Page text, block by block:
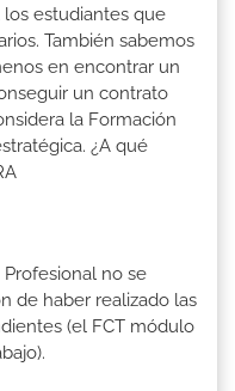
los estudiantes que
También sabemos
en encontrar un
un contrato
la Formación
¿A qué
no se
de haber realizado las
(el FCT módulo